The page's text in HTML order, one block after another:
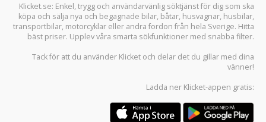
Klicket.se: Enkel, trygg och användarvänlig söktjänst för dig som ska
köpa och sälja nya och begagnade bilar, båtar, husvagnar, husbilar,
transportbilar, motorcyklar eller andra fordon från hela Sverige. Hitta
bäst priser. Upplev våra smarta sökfunktioner med snabba filter.
Tack för att du använder Klicket och delar det du gillar med dina
vänner!
Ladda ner Klicket-appen gratis: